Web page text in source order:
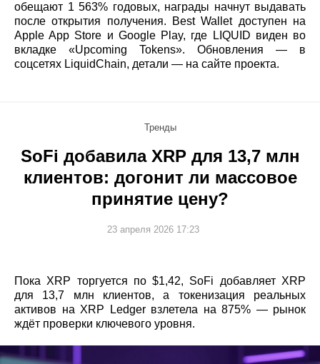
обещают 1 563% годовых, награды начнут выдавать
после открытия получения. Best Wallet доступен на
Apple App Store и Google Play, где LIQUID виден во
вкладке «Upcoming Tokens». Обновления — в
соцсетях LiquidChain, детали — на сайте проекта.
Тренды
SoFi добавила XRP для 13,7 млн
клиентов: догонит ли массовое
принятие цену?
23 апреля 2026 17:23
Пока XRP торгуется по $1,42, SoFi добавляет XRP
для 13,7 млн клиентов, а токенизация реальных
активов на XRP Ledger взлетела на 875% — рынок
ждёт проверки ключевого уровня.